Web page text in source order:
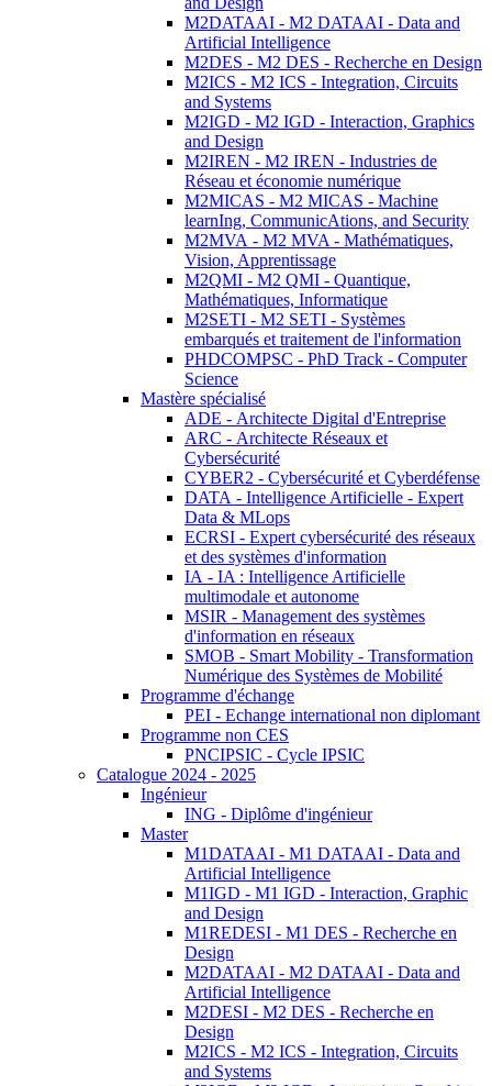
M2DATAAI - M2 DATAAI - Data and
Artificial Intelligence
M2DES - M2 DES - Recherche en Design
M2ICS - M2 ICS - Integration, Circuits
and Systems
M2IGD - M2 IGD - Interaction, Graphics
and Design
M2IREN - M2 IREN - Industries de
Réseau et économie numérique
M2MICAS - M2 MICAS - Machine
learnIng, CommunicAtions, and Security
M2MVA - M2 MVA - Mathématiques,
Vision, Apprentissage
M2QMI - M2 QMI - Quantique,
Mathématiques, Informatique
M2SETI - M2 SETI - Systèmes
embarqués et traitement de l'information
PHDCOMPSC - PhD Track - Computer
Science
Mastère spécialisé
ADE - Architecte Digital d'Entreprise
ARC - Architecte Réseaux et
Cybersécurité
CYBER2 - Cybersécurité et Cyberdéfense
DATA - Intelligence Artificielle - Expert
Data & MLops
ECRSI - Expert cybersécurité des réseaux
et des systèmes d'information
IA - IA : Intelligence Artificielle
multimodale et autonome
MSIR - Management des systèmes
d'information en réseaux
SMOB - Smart Mobility - Transformation
Numérique des Systèmes de Mobilité
Programme d'échange
PEI - Echange international non diplomant
Programme non CES
PNCIPSIC - Cycle IPSIC
Catalogue 2024 - 2025
Ingénieur
ING - Diplôme d'ingénieur
Master
M1DATAAI - M1 DATAAI - Data and
Artificial Intelligence
M1IGD - M1 IGD - Interaction, Graphic
and Design
M1REDESI - M1 DES - Recherche en
Design
M2DATAAI - M2 DATAAI - Data and
Artificial Intelligence
M2DESI - M2 DES - Recherche en
Design
M2ICS - M2 ICS - Integration, Circuits
and Systems